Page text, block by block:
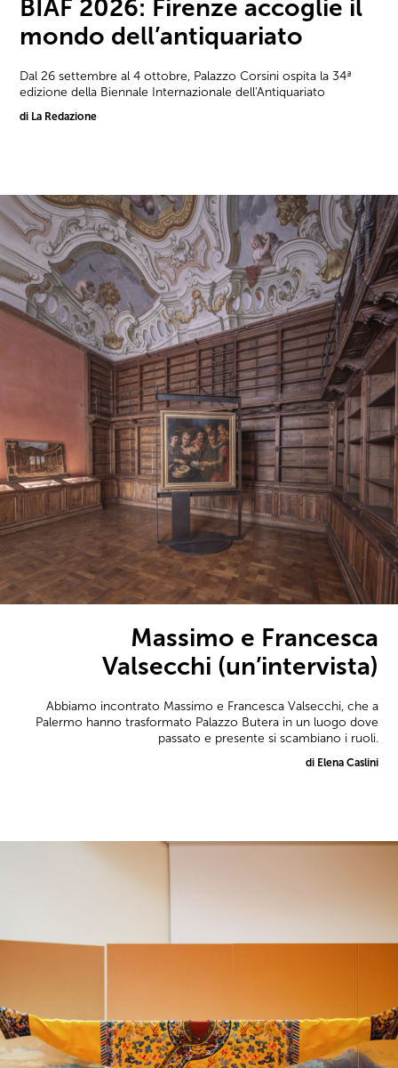
BIAF 2026: Firenze accoglie il
mondo dell’antiquariato
Dal 26 settembre al 4 ottobre, Palazzo Corsini ospita la 34ª
edizione della Biennale Internazionale dell'Antiquariato
di La Redazione
Massimo e Francesca
Valsecchi (un’intervista)
Abbiamo incontrato Massimo e Francesca Valsecchi, che a
Palermo hanno trasformato Palazzo Butera in un luogo dove
passato e presente si scambiano i ruoli.
di Elena Caslini